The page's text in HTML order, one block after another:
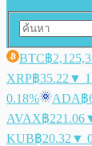
BTC฿
XRP฿35.22 ▼
0.18%
ADA฿
AVAX฿221.06
KUB฿20.32 ▼